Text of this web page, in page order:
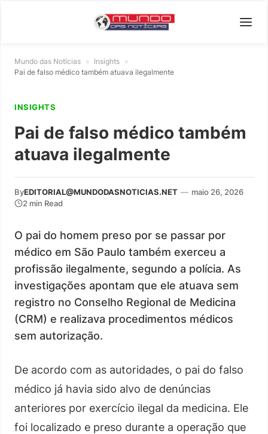
Mundo das Notícias » Insights »
Pai de falso médico também atuava ilegalmente
INSIGHTS
Pai de falso médico também
atuava ilegalmente
ByEDITORIAL@MUNDODASNOTICIAS.NET — maio 26, 2026
2 min Read
O pai do homem preso por se passar por
médico em São Paulo também exerceu a
profissão ilegalmente, segundo a polícia. As
investigações apontam que ele atuava sem
registro no Conselho Regional de Medicina
(CRM) e realizava procedimentos médicos
sem autorização.
De acordo com as autoridades, o pai do falso
médico já havia sido alvo de denúncias
anteriores por exercício ilegal da medicina. Ele
foi localizado e preso durante a operação que